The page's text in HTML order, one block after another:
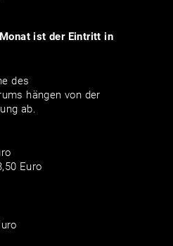
ist der Eintritt in
des
hängen von der
ab.
Euro